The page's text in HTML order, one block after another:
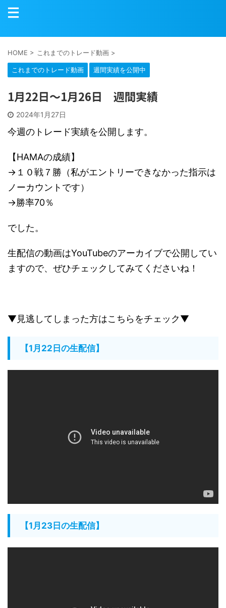
HOME > これまでのトレード動画 >
これまでのトレード動画 週間実績を公開中
1月22日～1月26日 週間実績
2024年1月27日
今週のトレード実績を公開します。
【HAMAの成績】
→１０戦７勝（私がエントリーできなかった指示は
ノーカウントです）
→勝率70％
でした。
生配信の動画はYouTubeのアーカイブで公開してい
ますので、ぜひチェックしてみてくださいね！
▼見逃してしまった方はこちらをチェック▼
【1月22日の生配信】
【1月23日の生配信】